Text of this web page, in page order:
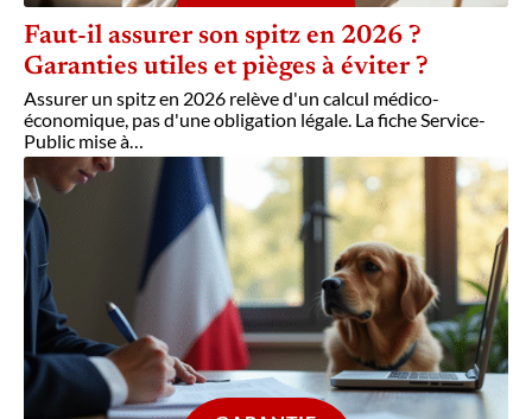
Faut-il assurer son spitz en 2026 ?
Garanties utiles et pièges à éviter ?
Assurer un spitz en 2026 relève d'un calcul médico-
économique, pas d'une obligation légale. La fiche Service-
Public mise à…